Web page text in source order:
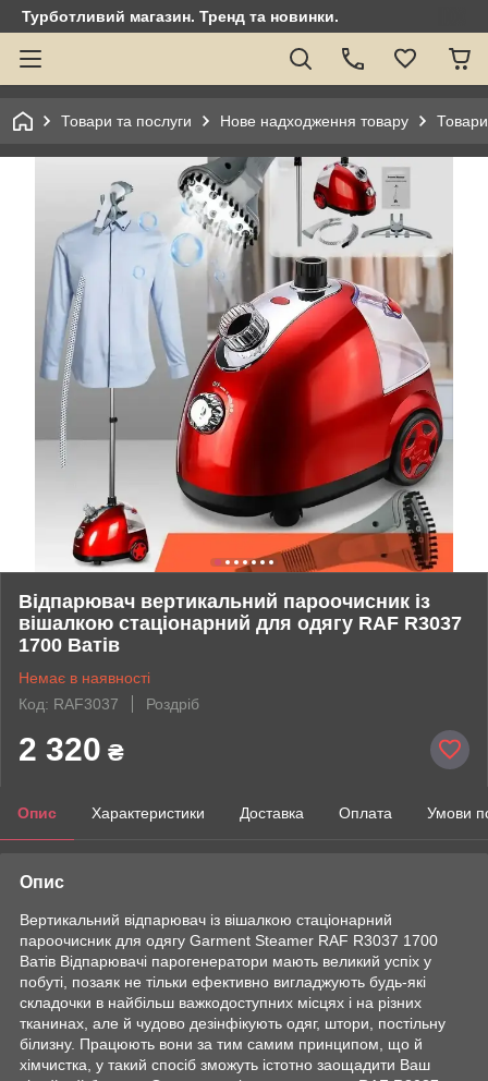
Турботливий магазин. Тренд та новинки.
Товари та послуги Нове надходження товару
Відпарювач вертикальний пароочисник із
вішалкою стаціонарний для одягу RAF R3037
1700 Ватів
Немає в наявності
Код: RAF3037
Роздріб
2 320 ₴
Опис Характеристики Доставка Оплата Умови
Опис
Вертикальний відпарювач із вішалкою стаціонарний
пароочисник для одягу Garment Steamer RAF R3037 1700
Ватів Відпарювачі парогенератори мають великий успіх у
побуті, позаяк не тільки ефективно вигладжують будь-які
складочки в найбільш важкодоступних місцях і на різних
тканинах, але й чудово дезінфікують одяг, штори, постільну
білизну. Працюють вони за тим самим принципом, що й
хімчистка, у такий спосіб зможуть істотно заощадити Ваш